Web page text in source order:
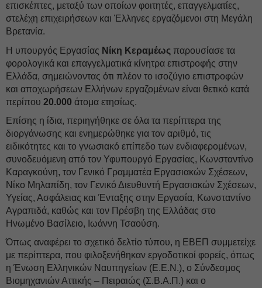
επισκέπτες, μεταξύ των οποίων φοιτητές, επαγγελματίες,
στελέχη επιχειρήσεων και Έλληνες εργαζόμενοι στη Μεγάλη
Βρετανία.
Η υπουργός Εργασίας Νίκη Κεραμέως παρουσίασε τα
φορολογικά και επαγγελματικά κίνητρα επιστροφής στην
Ελλάδα, σημειώνοντας ότι πλέον το ισοζύγιο επιστροφών
και αποχωρήσεων Ελλήνων εργαζομένων είναι θετικό κατά
περίπου 20.000 άτομα ετησίως.
Επίσης η ίδια, περιηγήθηκε σε όλα τα περίπτερα της
διοργάνωσης και ενημερώθηκε για τον αριθμό, τις
ειδικότητες και το γνωσιακό επίπεδο των ενδιαφερομένων,
συνοδευόμενη από τον Υφυπουργό Εργασίας, Κωνσταντίνο
Καραγκούνη, τον Γενικό Γραμματέα Εργασιακών Σχέσεων,
Νίκο Μηλαπίδη, τον Γενικό Διευθυντή Εργασιακών Σχέσεων,
Υγείας, Ασφάλειας και Ένταξης στην Εργασία, Κωνσταντίνο
Αγραπιδά, καθώς και τον Πρέσβη της Ελλάδας στο
Ηνωμένο Βασίλειο, Ιωάννη Τσαούση.
Όπως αναφέρει το σχετικό δελτίο τύπου, η ΕΒΕΠ συμμετείχε
με περίπτερα, που φιλοξενήθηκαν εργοδοτικοί φορείς, όπως
η Ένωση Ελληνικών Ναυπηγείων (Ε.Ε.Ν.), ο Σύνδεσμος
Βιομηχανιών Αττικής – Πειραιώς (Σ.Β.Α.Π.) και ο